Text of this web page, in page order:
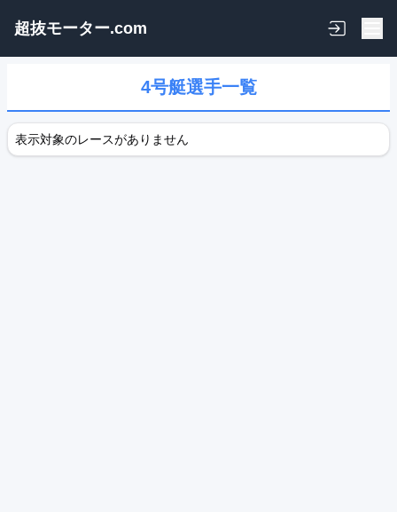
超抜モーター.com
4号艇選手一覧
表示対象のレースがありません